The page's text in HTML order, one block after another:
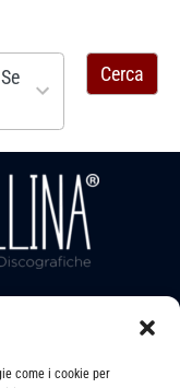
come i cookie per
Seleziona Tipologia
results
Cerca